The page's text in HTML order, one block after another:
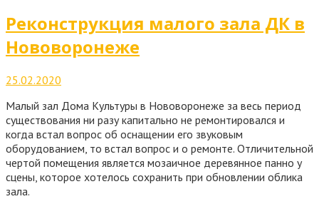
Реконструкция малого зала ДК в
Нововоронеже
25.02.2020
Малый зал Дома Культуры в Нововоронеже за весь период
существования ни разу капитально не ремонтировался и
когда встал вопрос об оснащении его звуковым
оборудованием, то встал вопрос и о ремонте. Отличительной
чертой помещения является мозаичное деревянное панно у
сцены, которое хотелось сохранить при обновлении облика
зала.